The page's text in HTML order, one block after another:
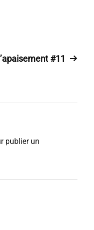
#11
publier un